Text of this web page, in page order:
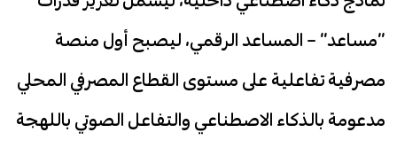
“مساعد” – المساعد الرقمي، ليصبح أول منصة
مصرفية تفاعلية على مستوى القطاع المصرفي المحلي
مدعومة بالذكاء الاصطناعي والتفاعل الصوتي باللهجة